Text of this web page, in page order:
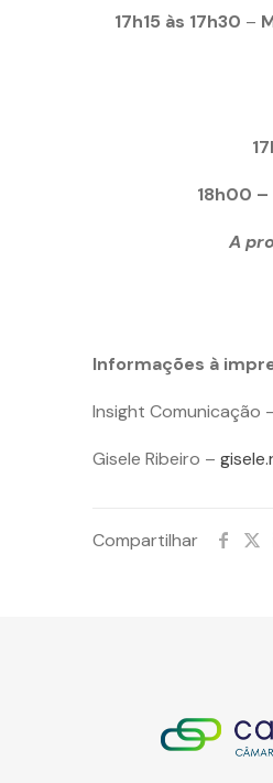
17h15 às 17h30 –
18h00 –
A
Informações à
Insight Comunicação
Gisele Ribeiro –
Compartilhar